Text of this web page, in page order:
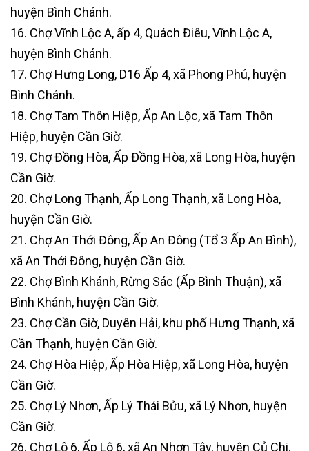
huyện Bình Chánh.
16. Chợ Vĩnh Lộc A, ấp 4, Quách Điêu, Vĩnh Lộc A,
huyện Bình Chánh.
17. Chợ Hưng Long, D16 Ấp 4, xã Phong Phú, huyện
Bình Chánh.
18. Chợ Tam Thôn Hiệp, Ấp An Lộc, xã Tam Thôn
Hiệp, huyện Cần Giờ.
19. Chợ Đồng Hòa, Ấp Đồng Hòa, xã Long Hòa, huyện
Cần Giờ.
20. Chợ Long Thạnh, Ấp Long Thạnh, xã Long Hòa,
huyện Cần Giờ.
21. Chợ An Thới Đông, Ấp An Đông (Tổ 3 Ấp An Bình),
xã An Thới Đông, huyện Cần Giờ.
22. Chợ Bình Khánh, Rừng Sác (Ấp Bình Thuận), xã
Bình Khánh, huyện Cần Giờ.
23. Chợ Cần Giờ, Duyên Hải, khu phố Hưng Thạnh, xã
Cần Thạnh, huyện Cần Giờ.
24. Chợ Hòa Hiệp, Ấp Hòa Hiệp, xã Long Hòa, huyện
Cần Giờ.
25. Chợ Lý Nhơn, Ấp Lý Thái Bửu, xã Lý Nhơn, huyện
Cần Giờ.
26. Chợ Lô 6, Ấp Lô 6, xã An Nhơn Tây, huyện Củ Chi.